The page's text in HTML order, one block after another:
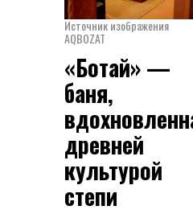
Источник изображения
AQBOZAT
«Ботай» —
баня,
древней
культурой
степи